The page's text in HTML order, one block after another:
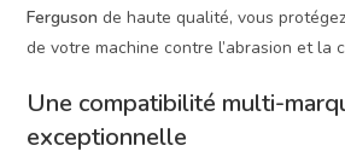
Ferguson de haute qualité, vous
de votre machine contre l’abrasion et la
Une compatibilité multi-
exceptionnelle